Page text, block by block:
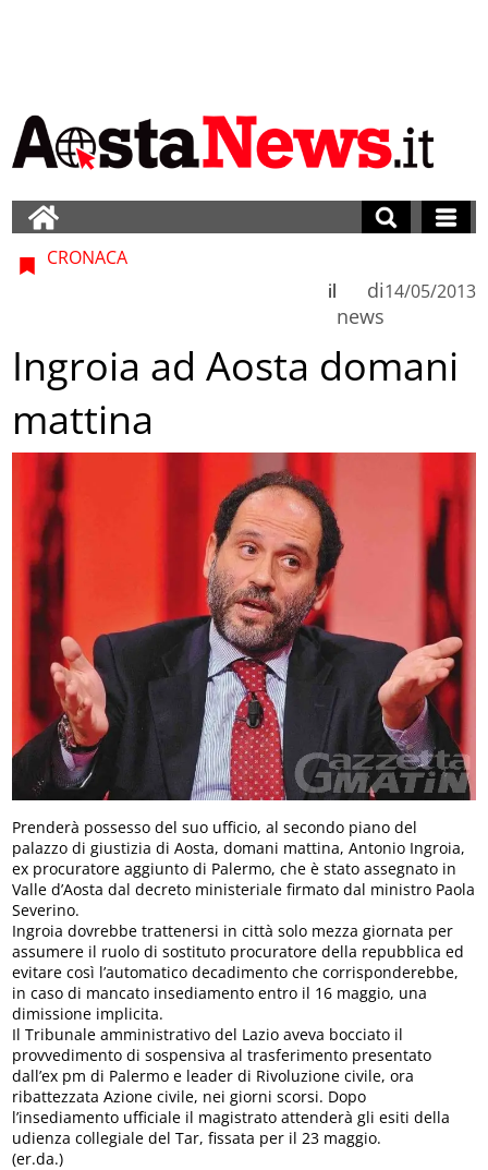
CRONACA
di
news
il 14/05/2013
Ingroia ad Aosta domani
mattina
Prenderà possesso del suo ufficio, al secondo piano del
palazzo di giustizia di Aosta, domani mattina, Antonio Ingroia,
ex procuratore aggiunto di Palermo, che è stato assegnato in
Valle d’Aosta dal decreto ministeriale firmato dal ministro Paola
Severino.
Ingroia dovrebbe trattenersi in città solo mezza giornata per
assumere il ruolo di sostituto procuratore della repubblica ed
evitare così l’automatico decadimento che corrisponderebbe,
in caso di mancato insediamento entro il 16 maggio, una
dimissione implicita.
Il Tribunale amministrativo del Lazio aveva bocciato il
provvedimento di sospensiva al trasferimento presentato
dall’ex pm di Palermo e leader di Rivoluzione civile, ora
ribattezzata Azione civile, nei giorni scorsi. Dopo
l’insediamento ufficiale il magistrato attenderà gli esiti della
udienza collegiale del Tar, fissata per il 23 maggio.
(er.da.)